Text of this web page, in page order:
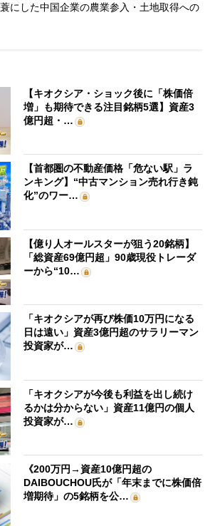
にした中国企業の農業参入・土地取得への
【キオクシア・ショック後に「株価倍
増」も期待できる注目銘柄5選】資産3
億円超・…
【首都圏の不動産価格「危ない駅」ラ
ンキング】“中古マンション売れ行き鈍
化”のワー…
【億り人オールスターが狙う20銘柄】
「総資産69億円超」90歳現役トレーダ
ーから“10…
「キオクシアが再び株価10万円になる
日は遠い」資産3億円超のサラリーマン
投資家が…
「キオクシアが今後も利益を出し続け
るかは分からない」資産11億円の個人
投資家が…
《200万円→資産10億円超の
DAIBOUCHOU氏が「年末までに株価倍
増期待」の5銘柄を公…